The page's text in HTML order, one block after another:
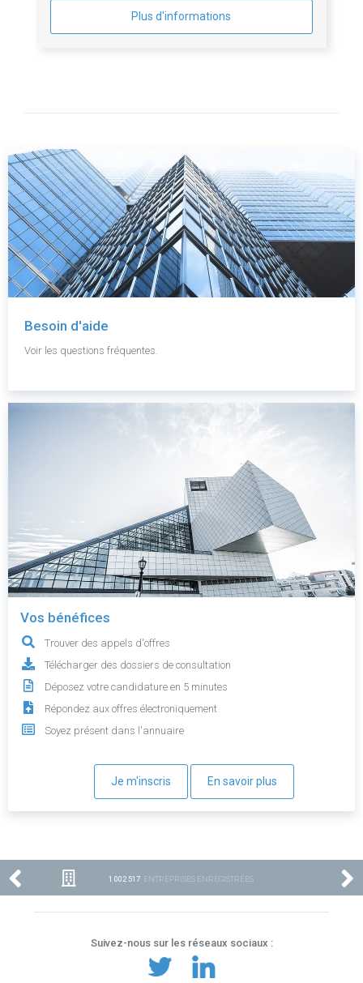
Plus d'informations
Besoin d'aide
Voir les questions fréquentes.
Vos bénéfices
Trouver des appels d'offres
Télécharger des dossiers de consultation
Déposez votre candidature en 5 minutes
Répondez aux offres électroniquement
Soyez présent dans l'annuaire
Je m'inscris En savoir plus
1 002 517 ENTREPRISES ENREGISTRÉES
Suivez-nous sur les réseaux sociaux :